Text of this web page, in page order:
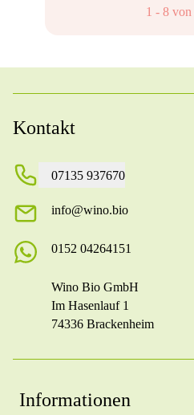
1 - 8von
Kontakt
07135 937670
info@wino.bio
0152 04264151
Wino Bio GmbH
Im Hasenlauf 1
74336 Brackenheim
Informationen